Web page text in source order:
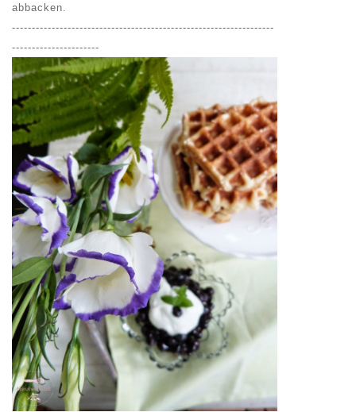
abbacken.
------------------------------------------------------------------
----------------------